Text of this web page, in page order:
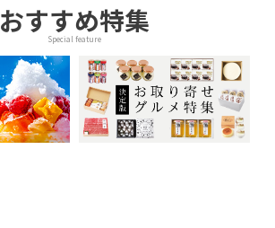
おすすめ特集
Special feature